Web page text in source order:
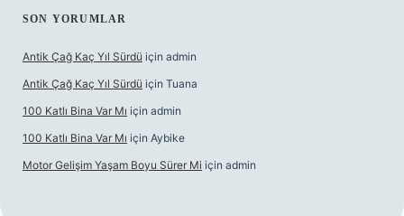
SON YORUMLAR
Antik Çağ Kaç Yıl Sürdü için admin
Antik Çağ Kaç Yıl Sürdü için Tuana
100 Katlı Bina Var Mı için admin
100 Katlı Bina Var Mı için Aybike
Motor Gelişim Yaşam Boyu Sürer Mi için admin